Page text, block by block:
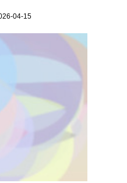
04-15